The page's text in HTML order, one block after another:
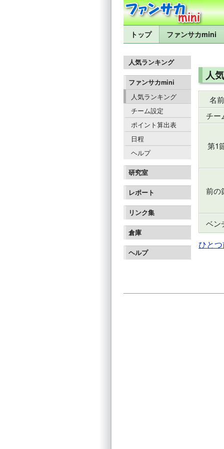
トップ ファンサカmini
人気ランキング
ファンサカmini
人気ランキング
チーム設定
ポイント算出表
日程
ヘルプ
研究室
レポート
リンク集
倉庫
ヘルプ
人
名前
チー
第1
前の
ベン
ひと